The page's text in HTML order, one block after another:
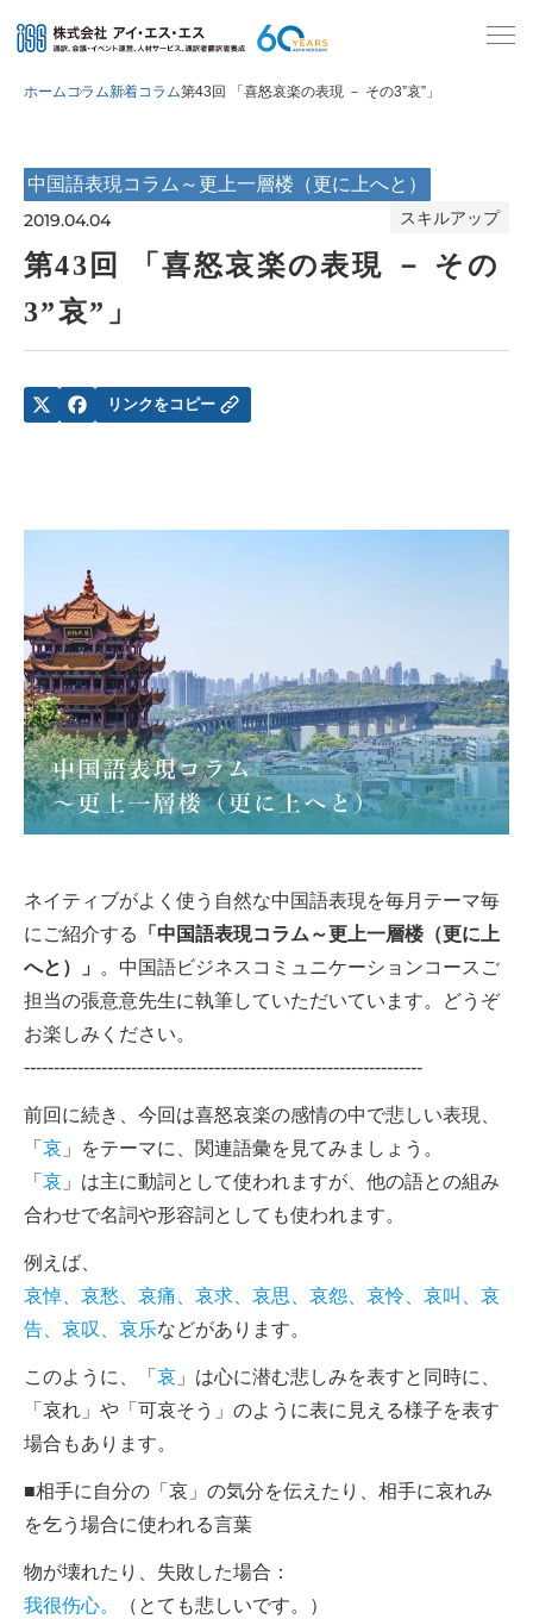
ホームコラム新着コラム第43回 「喜怒哀楽の表現 － その3”哀”」
中国語表現コラム～更上一層楼（更に上へと）
2019.04.04 スキルアップ
第43回 「喜怒哀楽の表現 － その
3”哀”」
リンクをコピー
ネイティブがよく使う自然な中国語表現を毎月テーマ毎
にご紹介する
「中国語表現コラム～更上一層楼（更に上
へと）」
。中国語ビジネスコミュニケーションコースご
担当の張意意先生に執筆していただいています。どうぞ
お楽しみください。
-------------------------------------------------------------------
前回に続き、今回は喜怒哀楽の感情の中で悲しい表現、
「 哀 」をテーマに、関連語彙を見てみましょう。
「 哀 」は主に動詞として使われますが、他の語との組み
合わせで名詞や形容詞としても使われます。
例えば、
哀悼、哀愁、哀痛、哀求、哀思、哀怨、哀怜、哀叫、哀
告、哀叹、哀乐などがあります。
このように、「 哀 」は心に潜む悲しみを表すと同時に、
「哀れ」や「可哀そう」のように表に見える様子を表す
場合もあります。
■相手に自分の「哀」の気分を伝えたり、相手に哀れみ
を乞う場合に使われる言葉
物が壊れたり、失敗した場合：
我很伤心。
（とても悲しいです。）